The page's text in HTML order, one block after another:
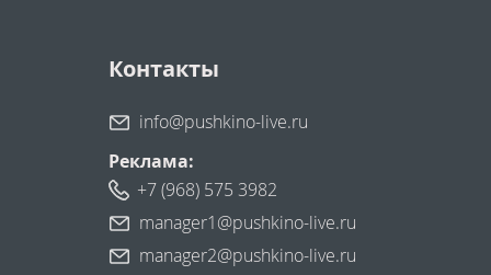
Контакты
info@pushkino-live.ru
Реклама:
+7 (968) 575 3982
manager1@pushkino-live.ru
manager2@pushkino-live.ru